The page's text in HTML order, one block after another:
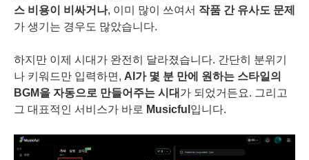
스 비용이 비싸거나, 이미 많이 쓰여서 작품 간 유사도 문제
가 생기는 경우도 많았습니다.
하지만 이제 시대가 완전히 달라졌습니다. 간단히 분위기
나 키워드만 입력하면, AI가 몇 분 만에 원하는 스타일의
BGM을 자동으로 만들어주는 시대 가 되었거든요. 그리고
그 대표적인 서비스가 바로 Musicful 입니다.